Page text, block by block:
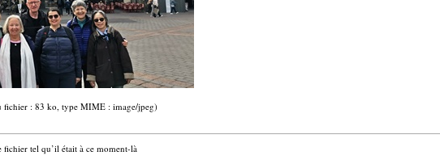
fichier : 83 ko, type MIME : image/jpeg)
tel qu’il était à ce moment-là